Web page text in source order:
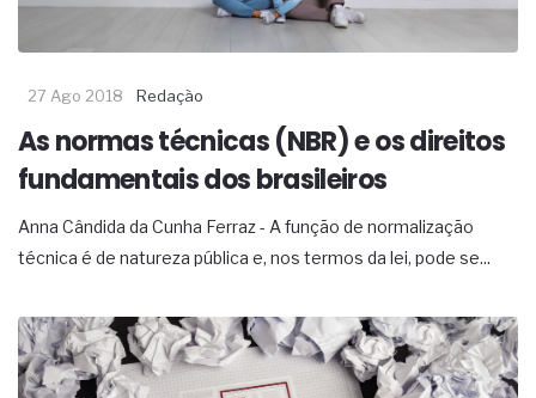
27 Ago 2018 Redação
As normas técnicas (NBR) e os direitos
fundamentais dos brasileiros
Anna Cândida da Cunha Ferraz - A função de normalização
técnica é de natureza pública e, nos termos da lei, pode se...